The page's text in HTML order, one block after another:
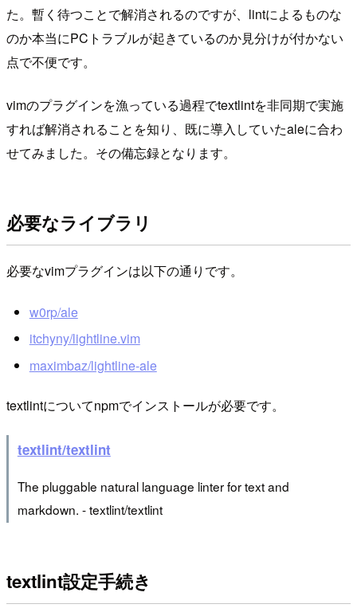
た。暫く待つことで解消されるのですが、lintによるものな
のか本当にPCトラブルが起きているのか見分けが付かない
点で不便です。
vimのプラグインを漁っている過程でtextlintを非同期で実施
すれば解消されることを知り、既に導入していたaleに合わ
せてみました。その備忘録となります。
必要なライブラリ
必要なvimプラグインは以下の通りです。
w0rp/ale
itchyny/lightline.vim
maximbaz/lightline-ale
textlintについてnpmでインストールが必要です。
textlint/textlint
The pluggable natural language linter for text and
markdown. - textlint/textlint
textlint設定手続き